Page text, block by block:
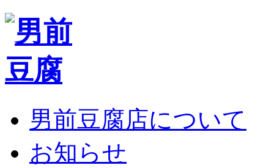
男前豆腐店について
お知らせ